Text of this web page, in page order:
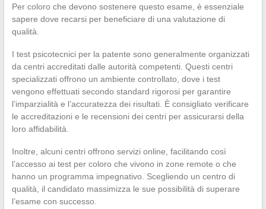
Per coloro che devono sostenere questo esame, è essenziale
sapere dove recarsi per beneficiare di una valutazione di
qualità.
I test psicotecnici per la patente sono generalmente organizzati
da centri accreditati dalle autorità competenti. Questi centri
specializzati offrono un ambiente controllato, dove i test
vengono effettuati secondo standard rigorosi per garantire
l’imparzialità e l’accuratezza dei risultati. È consigliato verificare
le accreditazioni e le recensioni dei centri per assicurarsi della
loro affidabilità.
Inoltre, alcuni centri offrono servizi online, facilitando così
l’accesso ai test per coloro che vivono in zone remote o che
hanno un programma impegnativo. Scegliendo un centro di
qualità, il candidato massimizza le sue possibilità di superare
l’esame con successo.